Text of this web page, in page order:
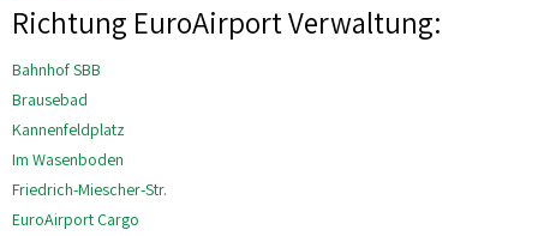
Richtung EuroAirport Verwaltung:
Bahnhof SBB
Brausebad
Kannenfeldplatz
Im Wasenboden
Friedrich-Miescher-Str.
EuroAirport Cargo